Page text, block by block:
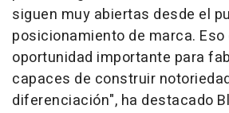
siguen muy abiertas desde el
posicionamiento de marca. Eso
oportunidad importante para
capaces de construir
diferenciación", ha destacado